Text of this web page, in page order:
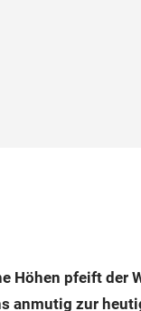
Höhen pfeift
anmutig zur